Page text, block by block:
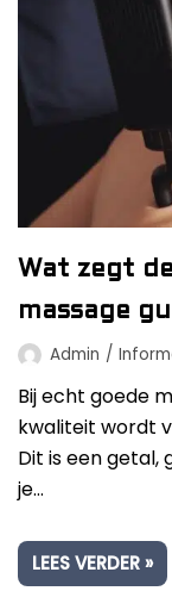
Wat zegt
massage
Admin
Bij echt goede
kwaliteit wordt
Dit is een getal,
je…
LEES VERDER »